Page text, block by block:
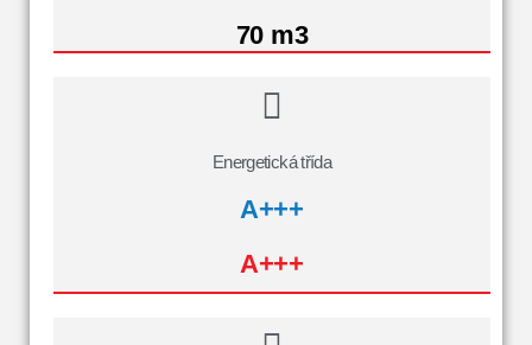
70 m3
Energetická třída
A+++
A+++